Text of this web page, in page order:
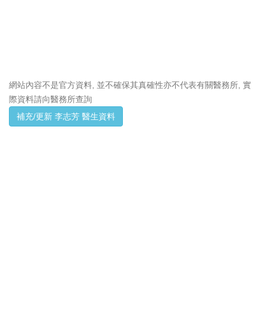
網站內容不是官方資料, 並不確保其真確性亦不代表有關醫務所, 實
際資料請向醫務所查詢
補充/更新 李志芳 醫生資料